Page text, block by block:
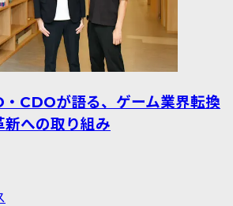
・CDOが語る、ゲーム業界転換
への取り組み